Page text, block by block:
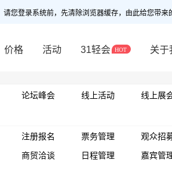
您登录系统前，先清除浏览器缓存，由此给您带来
价格 活动 31轻会 关于
论坛峰会 线上活动 线上展
注册报名 票务管理 观众招
商贸洽谈 日程管理 嘉宾管